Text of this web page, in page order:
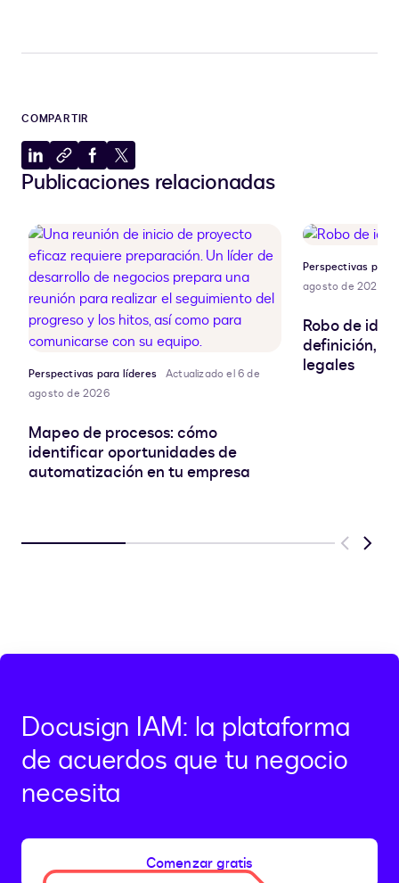
COMPARTIR
Compartir
en
Copiar
al
Compartir
en
Compartir
en
Publicaciones relacionadas
Perspectivas para líderes
Actualizado el 6 de
agosto de 2026
Mapeo de procesos: cómo
identificar oportunidades de
automatización en tu empresa
Perspectivas para
agosto de 2026
Robo de
definición,
legales
Previous
Next
Docusign IAM: la plataforma
de acuerdos que tu negocio
necesita
Comenzar gratis